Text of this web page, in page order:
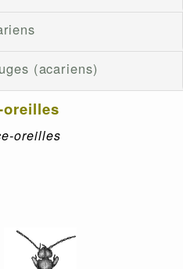
(acariens)
oreilles
oreilles